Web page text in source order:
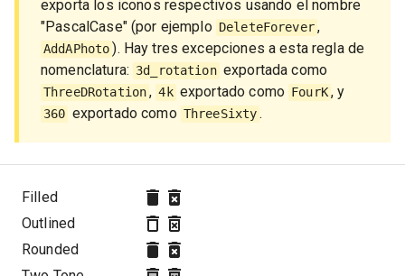
exporta los iconos respectivos usando el nombre
"PascalCase" (por ejemplo DeleteForever,
AddAPhoto ). Hay tres excepciones a esta regla de
nomenclatura: 3d_rotation exportada como
ThreeDRotation, 4k exportado como FourK, y
360 exportado como ThreeSixty .
Filled
Outlined
Rounded